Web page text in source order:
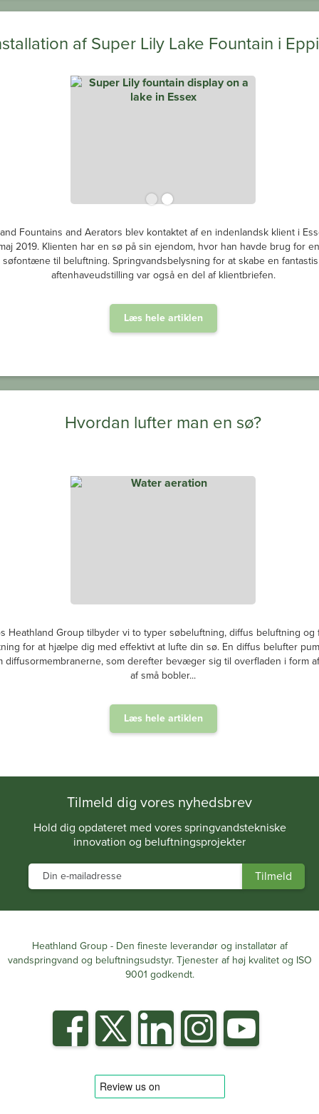
af Super Lily Lake Fountain i
Fountains and Aerators blev kontaktet af en indenlandsk klient i
2019. Klienten har en sø på sin ejendom, hvor han havde brug for
søfontæne til beluftning. Springvandsbelysning for at skabe en
aftenhaveudstilling var også en del af klientbriefen.
Læs hele artiklen
Hvordan lufter man en sø?
Heathland Group tilbyder vi to typer søbeluftning, diffus beluftning og
for at hjælpe dig med effektivt at lufte din sø. En diffus belufter
diffusormembranerne, som derefter bevæger sig til overfladen i form
af små bobler...
Læs hele artiklen
Tilmeld dig vores nyhedsbrev
Hold dig opdateret med vores springvandstekniske
innovation og beluftningsprojekter
Heathland Group - Den fineste leverandør og installatør af
vandspringvand og beluftningsudstyr. Tjenester af høj kvalitet og ISO
9001 godkendt.